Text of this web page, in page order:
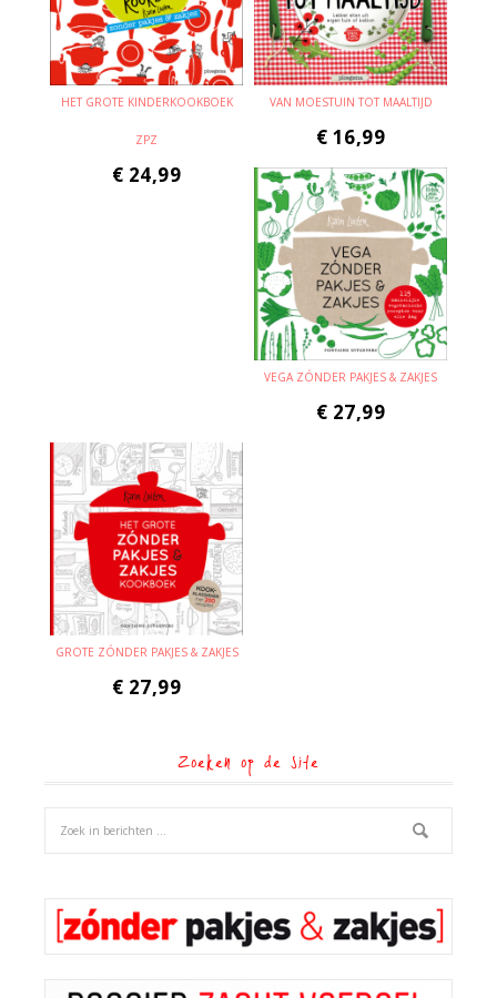
HET GROTE KINDERKOOKBOEK
ZPZ
€ 24,99
VAN MOESTUIN TOT MAALTIJD
€ 16,99
VEGA ZÓNDER PAKJES & ZAKJES
€ 27,99
GROTE ZÓNDER PAKJES & ZAKJES
€ 27,99
Zoeken op de site